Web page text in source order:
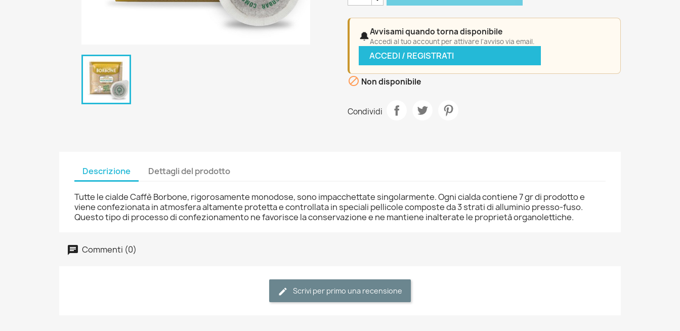
🔔Avvisami quando torna disponibile
Accedi al tuo account per attivare l'avviso via email.
ACCEDI / REGISTRATI
 Non disponibile
Condividi
Descrizione Dettagli del prodotto
Tutte le cialde Caffè Borbone, rigorosamente monodose, sono impacchettate singolarmente. Ogni cialda contiene 7 gr di prodotto e
viene confezionata in atmosfera altamente protetta e controllata in speciali pellicole composte da 3 strati di alluminio presso-fuso.
Questo tipo di processo di confezionamento ne favorisce la conservazione e ne mantiene inalterate le proprietà organolettiche.
Commenti (0)
Scrivi per primo una recensione